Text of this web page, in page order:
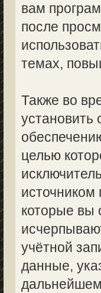
вам
после
темах,
Также во
целью
которые вы
учётной
данные,